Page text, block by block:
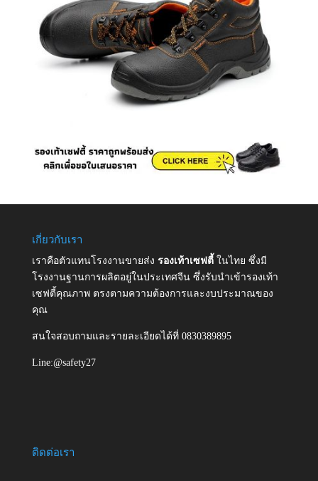
เกี่ยวกับเรา
เราคือตัวแทนโรงงานขายส่ง รองเท้าเซฟตี้ ในไทย ซึ่งมี
โรงงานฐานการผลิตอยู่ในประเทศจีน ซึ่งรับนำเข้ารองเท้า
เซฟตี้คุณภาพ ตรงตามความต้องการและงบประมาณของ
คุณ
สนใจสอบถามและรายละเอียดได้ที่ 0830389895
Line:@safety27
ติดต่อเรา